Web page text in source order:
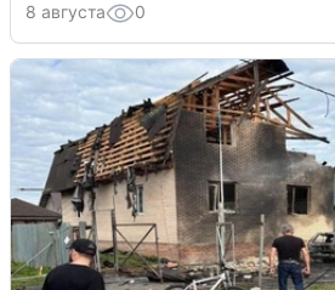
8 августа 0